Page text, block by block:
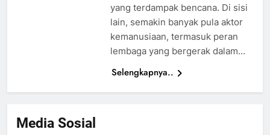
yang terdampak bencana. Di sisi
lain, semakin banyak pula aktor
kemanusiaan, termasuk peran
lembaga yang bergerak dalam…
Selengkapnya..
Media Sosial